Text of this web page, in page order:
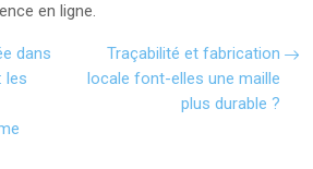
en ligne.
dans
les
Traçabilité et fabrication
locale font-elles une maille
plus durable ?